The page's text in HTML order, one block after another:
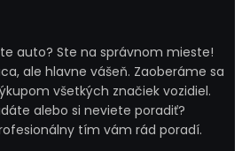
auto? Ste na správnom mieste!
ale hlavne vášeň. Zaoberáme sa
všetkých značiek vozidiel.
alebo si neviete poradiť?
tím vám rád poradí.